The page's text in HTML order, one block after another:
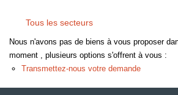
Nos Actualités
CONTACT
Tous les secteurs
Nous n'avons pas de biens à vous proposer
moment , plusieurs options s'offrent à vous :
Transmettez-nous votre demande